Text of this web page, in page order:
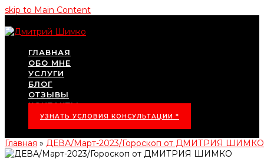
skip to Main Content
ГЛАВНАЯ
ОБО МНЕ
УСЛУГИ
БЛОГ
ОТЗЫВЫ
КОНТАКТЫ
УЗНАТЬ УСЛОВИЯ КОНСУЛЬТАЦИИ *
Главная » ДЕВА/Март-2023/Гороскоп от ДМИТРИЯ ШИМКО